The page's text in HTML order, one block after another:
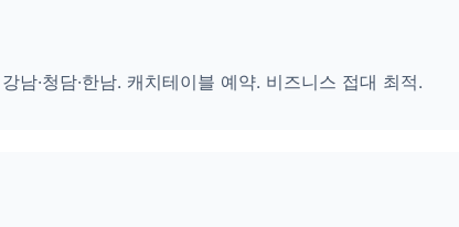
·청담·한남. 캐치테이블 예약. 비즈니스 접대 최적.